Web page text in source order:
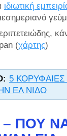
ιδιωτική
(χάρτης)
5 ΚΟΡΥΦΑΙΕΣ
ΕΛ ΝΙΔΟ
– ΠΟΎ